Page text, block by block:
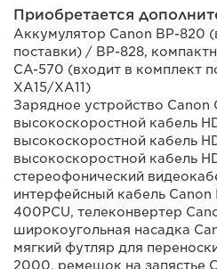
Приобретается
Аккумулятор Canon BP-820
поставки) / BP-828,
CA-570 (входит в комплект
XA15/XA11)
Зарядное устройство Canon
высокоскоростной кабель
высокоскоростной кабель
высокоскоростной кабель
стереофонический
интерфейсный кабель
400PCU, телеконвертер
широкоугольная насадка
мягкий футляр для
2000, ремешок на запястье